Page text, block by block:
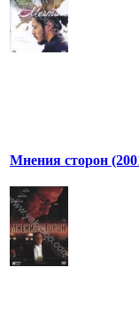
Мнения сторон